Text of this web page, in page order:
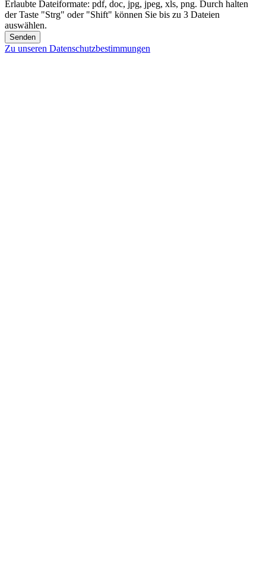
Erlaubte Dateiformate: pdf, doc, jpg, jpeg, xls, png. Durch halten
der Taste "Strg" oder "Shift" können Sie bis zu 3 Dateien
auswählen.
Senden
Zu unseren Datenschutzbestimmungen